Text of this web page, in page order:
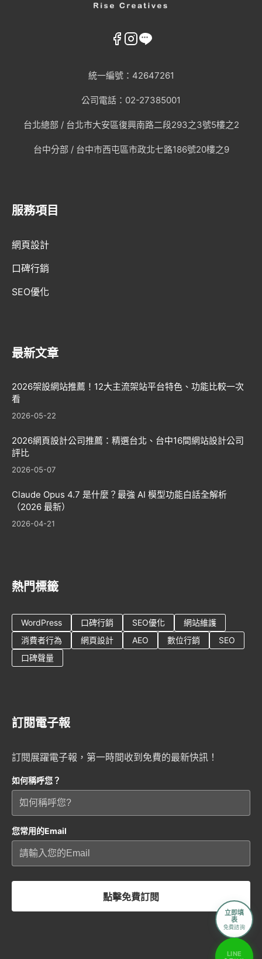
統一編號：42647261
公司電話：02-27385001
台北總部 / 台北市大安區復興南路二段293之3號5樓之2
台中分部 / 台中市西屯區市政北七路186號20樓之9
服務項目
網頁設計
口碑行銷
SEO優化
最新文章
2026架設網站推薦！12大主流架站平台特色、功能比較一次
看
2026-05-22
2026網頁設計公司推薦：精選台北、台中16間網站設計公司
評比
2026-05-07
Claude Opus 4.7 是什麼？最強 AI 模型功能白話全解析
（2026 最新）
2026-04-21
熱門標籤
WordPress 口碑行銷 SEO優化
網站維護
消費者行為
網頁設計 AEO 數位行銷
SEO
口碑聲量
訂閱電子報
訂閱展躍電子報，第一時間收到免費的最新快訊！
如何稱呼您？
您常用的Email
點擊免費訂閱
立即填
表
免費諮詢
LINE